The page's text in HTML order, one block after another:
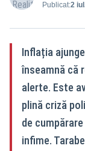
Publicat:2
Inflația
înseamnă că
alerte. Este
plină criză
de
infime.